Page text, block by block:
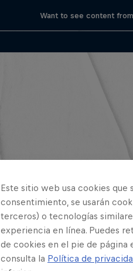
Want to see content
Este sitio web usa cookies que
consentimiento, se usarán
terceros) o tecnologías
experiencia en línea. Puedes
de cookies en el pie de página
consulta la Política de